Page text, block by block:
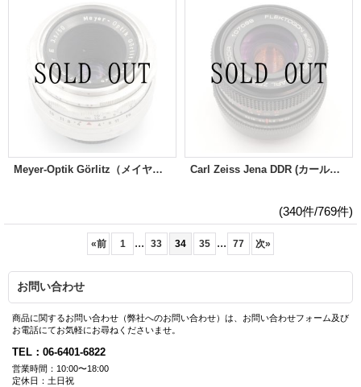
Meyer-Optik Görlitz（メイヤーオプティック）Primotar E（プリモター）50mm/F3.5 Carl Zeiss Jena DDR (カールツアイス イエナ) MC Flektogon（フレクトゴン） Auto 35mm/F2.4
(340件/769件)
«前 1 ... 33 34 35 ... 77 次»
お問い合わせ
商品に関するお問い合わせ（弊社へのお問い合わせ）は、お問い合わせフォーム及び
お電話にてお気軽にお尋ねくださいませ。
TEL：06-6401-6822
営業時間：10:00〜18:00
定休日：土日祝